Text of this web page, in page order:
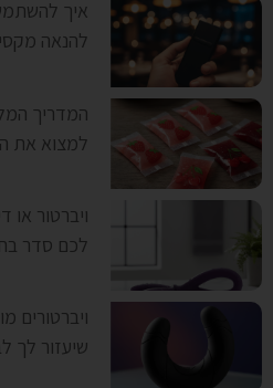
איך
להנאה
המדריך
למצוא את
ויברטור
לכם סדר
ויברטורים
שיעזור לך